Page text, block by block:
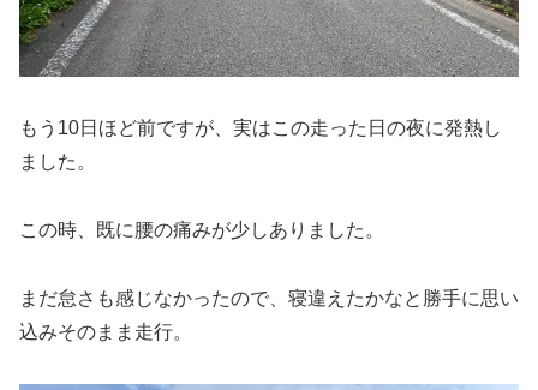
もう10日ほど前ですが、実はこの走った日の夜に発熱し
ました。
この時、既に腰の痛みが少しありました。
まだ怠さも感じなかったので、寝違えたかなと勝手に思い
込みそのまま走行。